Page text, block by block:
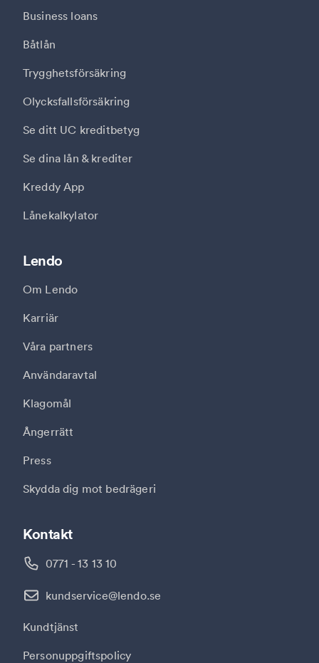
Business loans
Båtlån
Trygghetsförsäkring
Olycksfallsförsäkring
Se ditt UC kreditbetyg
Se dina lån & krediter
Kreddy App
Lånekalkylator
Kontakt
0771 - 13 13 10
kundservice@lendo.se
Kundtjänst
Personuppgiftspolicy
Lendo
Om Lendo
Karriär
Våra partners
Användaravtal
Klagomål
Ångerrätt
Press
Skydda dig mot bedrägeri